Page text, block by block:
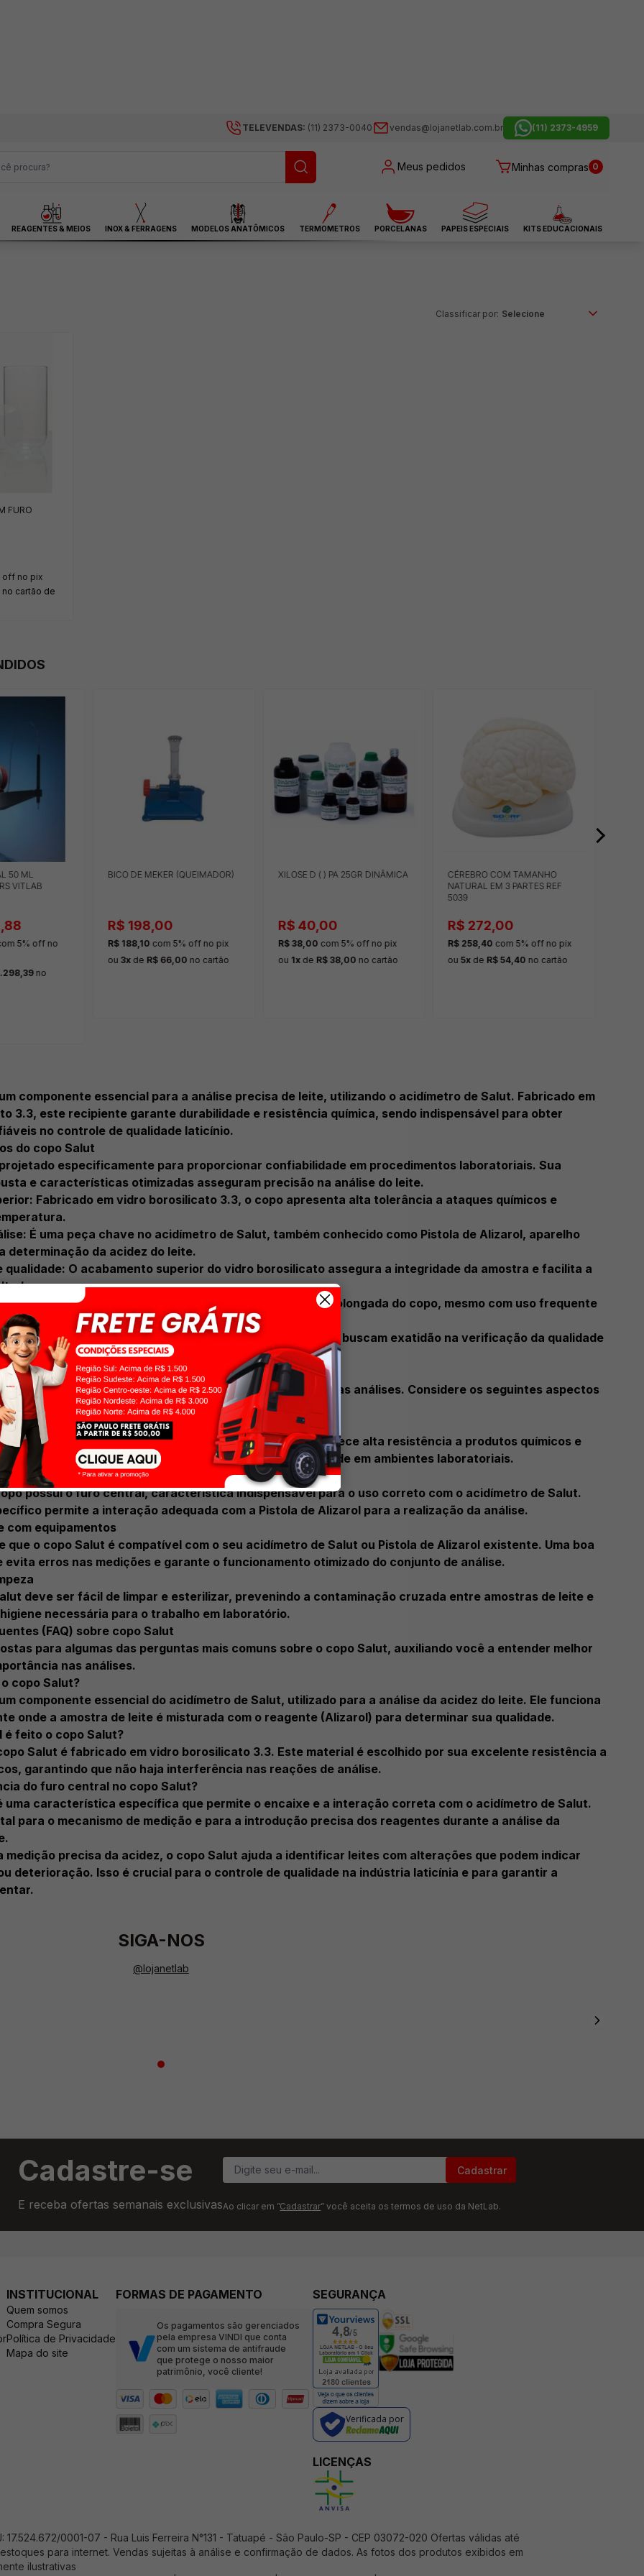
TELEVENDAS: (11) 2373-0040 vendas@lojanetlab.com.br (11) 2373-4959
Meus pedidos Minhas compras 0
REAGENTES & MEIOS INOX & FERRAGENS MODELOS ANATÔMICOS TERMOMETROS PORCELANAS PAPEIS ESPECIAIS KITS EDUCACIONAIS
Classificar por:
FURO
off no pix
no cartão de
50 ML
VITLAB
5% offno
no
BICO DE MEKER (QUEIMADOR)
R$ 198,00
R$ 188,10 com 5% offno pix
ou 3xde R$ 66,00 no cartão
XILOSE D ( ) PA 25GR DINÂMICA
R$ 40,00
R$ 38,00 com 5% offno pix
ou 1xde R$ 38,00 no cartão
CÉREBRO COM TAMANHO
NATURAL EM 3 PARTES REF
5039
R$ 272,00
R$ 258,40 com 5% off no pix
ou5x de R$ 54,40 no cartão
componente essencial para a análise precisa de leite, utilizando o acidímetro de Salut. Fabricado em
3.3, este recipiente garante durabilidade e resistência química, sendo indispensável para obter
no controle de qualidade laticínio.
do copo Salut
especificamente para proporcionar confiabilidade em procedimentos laboratoriais. Sua
e características otimizadas asseguram precisão na análise do leite.
Fabricado em vidro borosilicato 3.3, o copo apresenta alta tolerância a ataques químicos e
É uma peça chave no acidímetro de Salut, também conhecido como Pistola de Alizarol, aparelho
determinação da acidez do leite.
qualidade: O acabamento superior do vidro borosilicato assegura a integridade da amostra e facilita a
alta resistência do material contribui para uma vida útil prolongada do copo, mesmo com uso frequente
central é uma solução eficiente para profissionais que buscam exatidão na verificação da qualidade
produção até o processamento.
como escolher o melhor copo Salut?
Salut adequado é crucial para garantir a precisão de suas análises. Considere os seguintes aspectos
para assegurar compatibilidade e desempenho.
em vidro borosilicato 3.3. Este tipo de vidro oferece alta resistência a produtos químicos e
propriedades essenciais para a segurança e durabilidade em ambientes laboratoriais.
possui o furo central, característica indispensável para o uso correto com o acidímetro de Salut.
permite a interação adequada com a Pistola de Alizarol para a realização da análise.
com equipamentos
que o copo Salut é compatível com o seu acidímetro de Salut ou Pistola de Alizarol existente. Uma boa
evita erros nas medições e garante o funcionamento otimizado do conjunto de análise.
deve ser fácil de limpar e esterilizar, prevenindo a contaminação cruzada entre amostras de leite e
necessária para o trabalho em laboratório.
(FAQ) sobre copo Salut
para algumas das perguntas mais comuns sobre o copo Salut, auxiliando você a entender melhor
nas análises.
copo Salut?
componente essencial do acidímetro de Salut, utilizado para a análise da acidez do leite. Ele funciona
onde a amostra de leite é misturada com o reagente (Alizarol) para determinar sua qualidade.
é feito o copo Salut?
Salut é fabricado em vidro borosilicato 3.3. Este material é escolhido por sua excelente resistência a
garantindo que não haja interferência nas reações de análise.
do furo central no copo Salut?
uma característica específica que permite o encaixe e a interação correta com o acidímetro de Salut.
para o mecanismo de medição e para a introdução precisa dos reagentes durante a análise da
medição precisa da acidez, o copo Salut ajuda a identificar leites com alterações que podem indicar
deterioração. Isso é crucial para o controle de qualidade na indústria laticínia e para garantir a
SIGA-NOS
@lojanetlab
Cadastre-se
E receba ofertas semanais exclusivas
Cadastrar
Ao clicar em ”Cadastrar” você aceita os termos de uso da NetLab.
INSTITUCIONAL
Quem somos
Compra Segura
Política de Privacidade
Mapa do site
FORMAS DE PAGAMENTO
Os pagamentos são gerenciados
pela empresa VINDI que conta
com um sistema de antifraude
que protege o nosso maior
patrimônio, você cliente!
SEGURANÇA
Verificada por
LICENÇAS
17.524.672/0001-07 - Rua Luis Ferreira N°131 - Tatuapé - Sâo Paulo-SP - CEP 03072-020 Ofertas válidas até
para internet. Vendas sujeitas à análise e confirmação de dados. As fotos dos produtos exibidos em
ilustrativas